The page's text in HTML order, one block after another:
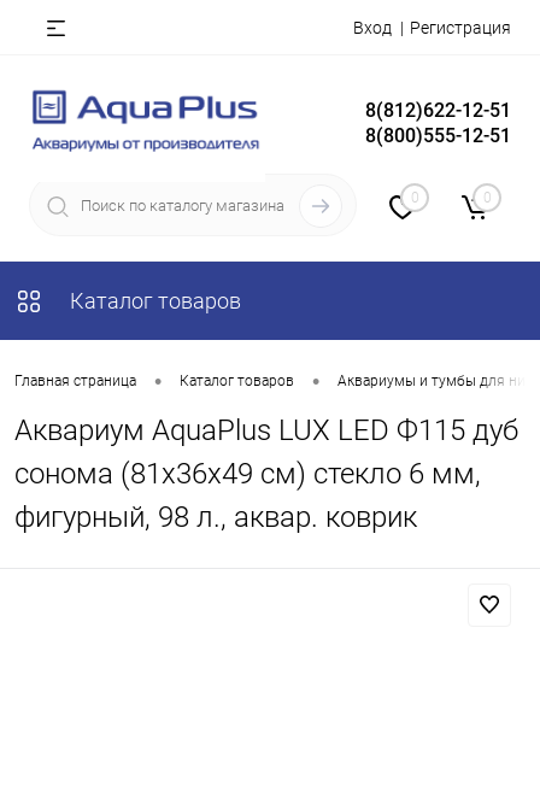
Вход Регистрация
8(812)622-12-51
8(800)555-12-51
0 0
Каталог товаров
Главная страница • Каталог товаров • Аквариумы и тумбы для них
Аквариум AquaPlus LUX LED Ф115 дуб
сонома (81х36х49 см) стекло 6 мм,
фигурный, 98 л., аквар. коврик